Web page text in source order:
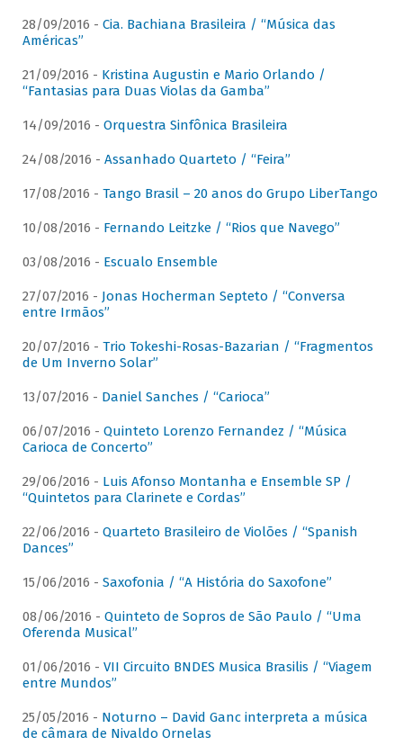
28/09/2016 - Cia. Bachiana Brasileira / “Música das
Américas”
21/09/2016 - Kristina Augustin e Mario Orlando /
“Fantasias para Duas Violas da Gamba”
14/09/2016 - Orquestra Sinfônica Brasileira
24/08/2016 - Assanhado Quarteto / “Feira”
17/08/2016 - Tango Brasil – 20 anos do Grupo LiberTango
10/08/2016 - Fernando Leitzke / “Rios que Navego”
03/08/2016 - Escualo Ensemble
27/07/2016 - Jonas Hocherman Septeto / “Conversa
entre Irmãos”
20/07/2016 - Trio Tokeshi-Rosas-Bazarian / “Fragmentos
de Um Inverno Solar”
13/07/2016 - Daniel Sanches / “Carioca”
06/07/2016 - Quinteto Lorenzo Fernandez / “Música
Carioca de Concerto”
29/06/2016 - Luis Afonso Montanha e Ensemble SP /
“Quintetos para Clarinete e Cordas”
22/06/2016 - Quarteto Brasileiro de Violões / “Spanish
Dances”
15/06/2016 - Saxofonia / “A História do Saxofone”
08/06/2016 - Quinteto de Sopros de São Paulo / “Uma
Oferenda Musical”
01/06/2016 - VII Circuito BNDES Musica Brasilis / “Viagem
entre Mundos”
25/05/2016 - Noturno – David Ganc interpreta a música
de câmara de Nivaldo Ornelas